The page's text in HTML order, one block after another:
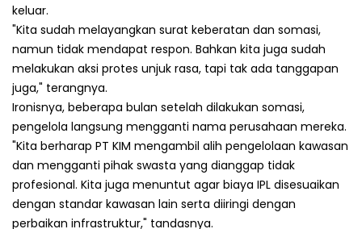
keluar.
"Kita sudah melayangkan surat keberatan dan somasi,
namun tidak mendapat respon. Bahkan kita juga sudah
melakukan aksi protes unjuk rasa, tapi tak ada tanggapan
juga," terangnya.
Ironisnya, beberapa bulan setelah dilakukan somasi,
pengelola langsung mengganti nama perusahaan mereka.
"Kita berharap PT KIM mengambil alih pengelolaan kawasan
dan mengganti pihak swasta yang dianggap tidak
profesional. Kita juga menuntut agar biaya IPL disesuaikan
dengan standar kawasan lain serta diiringi dengan
perbaikan infrastruktur," tandasnya.